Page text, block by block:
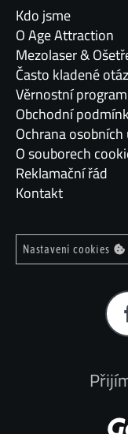
Kdo jsme
O Age Attraction
Mezolaser &
Často kladené
Věrnostní program
Obchodní
Ochrana
O souborech
Reklamační řád
Kontakt
Nastavení cookies